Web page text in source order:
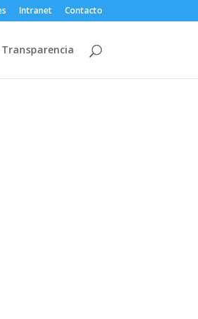
Intranet Contacto
Transparencia